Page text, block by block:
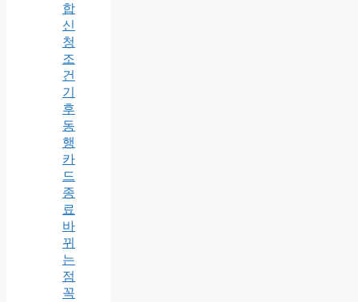
합
신
청
조
건
기
후
동
행
카
드
종
료
바
뀌
는
점
꼭